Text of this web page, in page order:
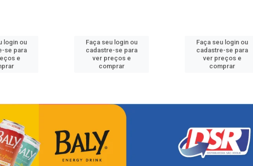
login ou
se para
e
Faça seu login ou
cadastre-se para
ver preços e
comprar
Faça seu login ou
cadastre-se para
ver preços e
comprar